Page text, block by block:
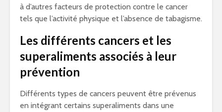
à d’autres facteurs de protection contre le cancer
tels que l’activité physique et l’absence de tabagisme.
Les différents cancers et les
superaliments associés à leur
prévention
Différents types de cancers peuvent être prévenus
en intégrant certains superaliments dans une